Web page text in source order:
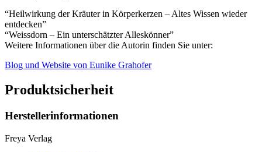
“Heilwirkung der Kräuter in Körperkerzen – Altes Wissen wieder
entdecken”
“Weissdorn – Ein unterschätzter Alleskönner”
Weitere Informationen über die Autorin finden Sie unter:
Blog und Website von Eunike Grahofer
Produktsicherheit
Herstellerinformationen
Freya Verlag